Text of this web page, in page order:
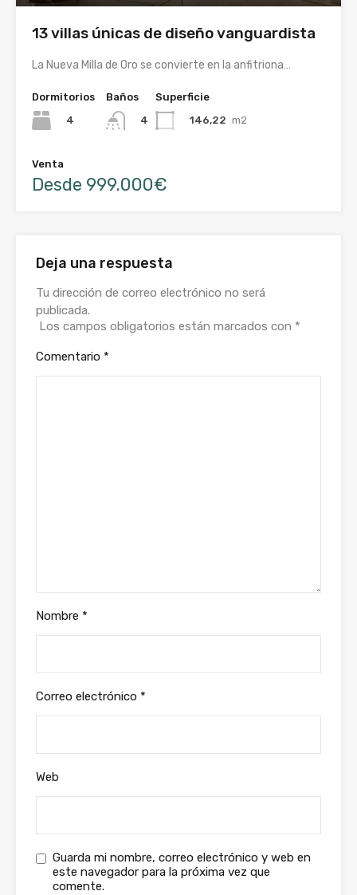
13 villas únicas de diseño vanguardista
La Nueva Milla de Oro se convierte en la anfitriona…
Dormitorios
4
Baños
4
Superficie
146,22 m2
Venta
Desde 999.000€
Deja una respuesta
Tu dirección de correo electrónico no será
publicada.
Los campos obligatorios están marcados con *
Comentario *
Nombre *
Correo electrónico *
Web
Guarda mi nombre, correo electrónico y web en
este navegador para la próxima vez que
comente.